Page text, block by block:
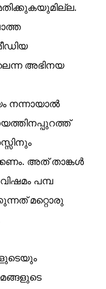
അഭിനയ
നന്നായാൽ
അത് താങ്കൾ
പമ്പ
മറ്റൊരു